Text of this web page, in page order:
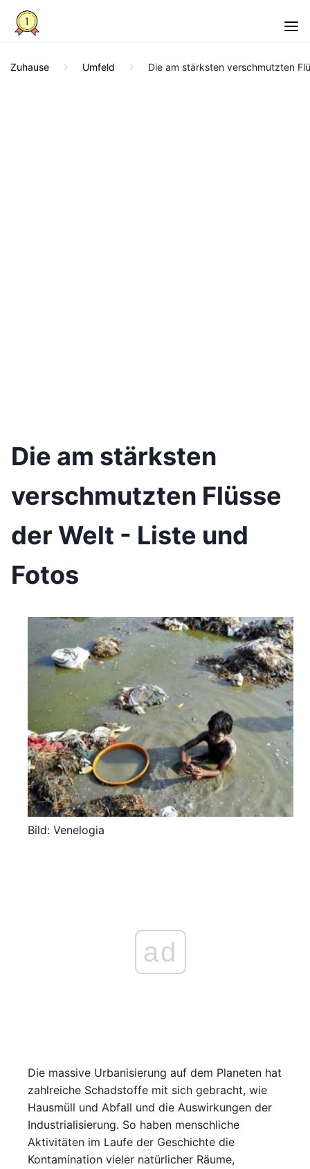
Zuhause Umfeld Die am stärksten verschmutzten
Die am stärksten
verschmutzten Flüsse
der Welt - Liste und
Fotos
Bild: Venelogia
ad
Die massive Urbanisierung auf dem Planeten hat
zahlreiche Schadstoffe mit sich gebracht, wie
Hausmüll und Abfall und die Auswirkungen der
Industrialisierung. So haben menschliche
Aktivitäten im Laufe der Geschichte die
Kontamination vieler natürlicher Räume,